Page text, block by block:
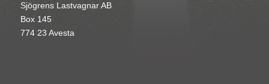
Sjögrens Lastvagnar AB
Box 145
774 23 Avesta